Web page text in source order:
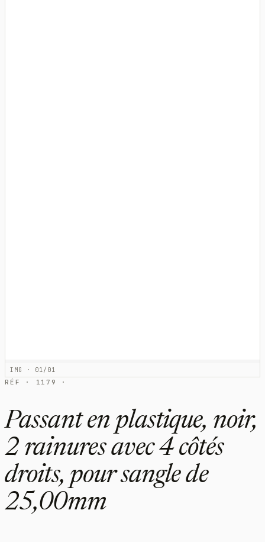
IMG · 01/01
RÉF · 1179 ·
Passant en plastique, noir,
2 rainures avec 4 côtés
droits, pour sangle de
25,00mm